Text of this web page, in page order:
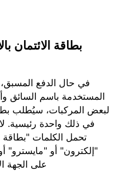
بطاقة الائتمان
في حال الدفع
المستخدمة باسم السائق
لبعض المركبات، سيُطلب
في ذلك واحدة رئيسية.
تحمل الكلمات
"إلكترون" أو "مايسترو"
على الجهة